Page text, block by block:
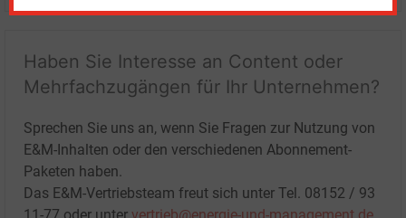
Haben Sie Interesse an Content oder
Mehrfachzugängen für Ihr Unternehmen?
Sprechen Sie uns an, wenn Sie Fragen zur Nutzung von
E&M-Inhalten oder den verschiedenen Abonnement-
Paketen haben.
Das E&M-Vertriebsteam freut sich unter Tel. 08152 / 93